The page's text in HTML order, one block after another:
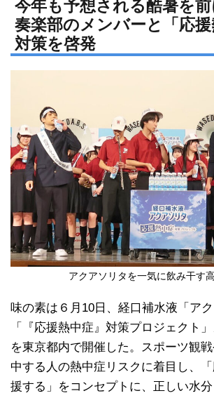
e
c
e
b
o
今年も予想される酷暑を
奏楽部のメンバーと「応援
対策を啓発
アクアソリタを一気に飲み干す
味の素は６月10日、経口補水液「ア
「『応援熱中症』対策プロジェクト
を東京都内で開催した。スポーツ観
中する人の熱中症リスクに着目し、
援する」をコンセプトに、正しい水